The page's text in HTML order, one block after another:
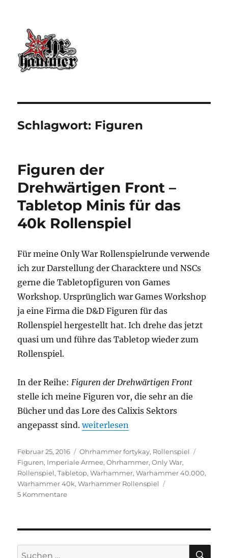
Ohrhammer.online
Schlagwort: Figuren
Figuren der
Drehwärtigen Front –
Tabletop Minis für das
40k Rollenspiel
Für meine Only War Rollenspielrunde verwende
ich zur Darstellung der Characktere und NSCs
gerne die Tabletopfiguren von Games
Workshop. Ursprünglich war Games Workshop
ja eine Firma die D&D Figuren für das
Rollenspiel hergestellt hat. Ich drehe das jetzt
quasi um und führe das Tabletop wieder zum
Rollenspiel.
In der Reihe:Figuren der Drehwärtigen Front
stelle ich meine Figuren vor, die sehr an die
Bücher und das Lore des Calixis Sektors
angepasst sind.„Figuren der Drehwärtigen Front
weiterlesen
Veröffentlicht
am
Februar 25, 2016 Kategorien
Ohrhammer fortykay, Rollenspiel
Figuren, Imperiale Armee,Ohrhammer,Only War,
Rollenspiel,Tabletop,Warhammer,Warhammer 40.000,
Warhammer 40k,Warhammer Rollenspiel
5 Kommentarezu
–
Suchen